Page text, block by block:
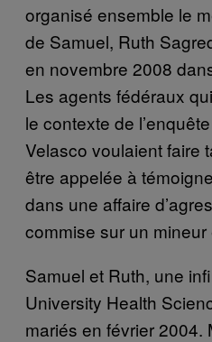
organisé ensemble le
de Samuel, Ruth
en novembre 2008
Les agents fédéraux
le contexte de
Velasco voulaient faire
être appelée à
dans une affaire
commise sur un mineur
Samuel et Ruth, une
University Health
mariés en février 2004.